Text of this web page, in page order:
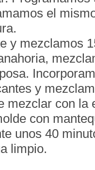
el
y mezclamos
y
mezclar con la
con
unos 40
limpio.